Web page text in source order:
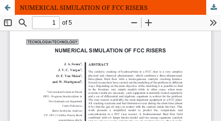
NUMERICAL SIMULATION OF FCC RISERS